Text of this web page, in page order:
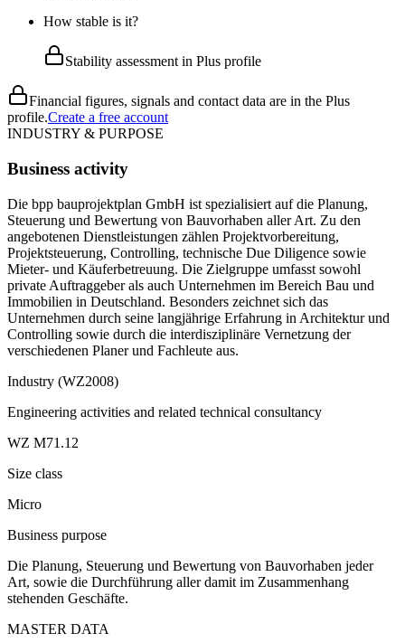
How stable is it?
Stability assessment in Plus profile
Financial figures, signals and contact data are in the Plus
profile.Create a free account
INDUSTRY & PURPOSE
Business activity
Die bpp bauprojektplan GmbH ist spezialisiert auf die Planung,
Steuerung und Bewertung von Bauvorhaben aller Art. Zu den
angebotenen Dienstleistungen zählen Projektvorbereitung,
Projektsteuerung, Controlling, technische Due Diligence sowie
Mieter- und Käuferbetreuung. Die Zielgruppe umfasst sowohl
private Auftraggeber als auch Unternehmen im Bereich Bau und
Immobilien in Deutschland. Besonders zeichnet sich das
Unternehmen durch seine langjährige Erfahrung in Architektur und
Controlling sowie durch die interdisziplinäre Vernetzung der
verschiedenen Planer und Fachleute aus.
Industry (WZ2008)
Engineering activities and related technical consultancy
WZ M71.12
Size class
Micro
Business purpose
Die Planung, Steuerung und Bewertung von Bauvorhaben jeder
Art, sowie die Durchführung aller damit im Zusammenhang
stehenden Geschäfte.
MASTER DATA